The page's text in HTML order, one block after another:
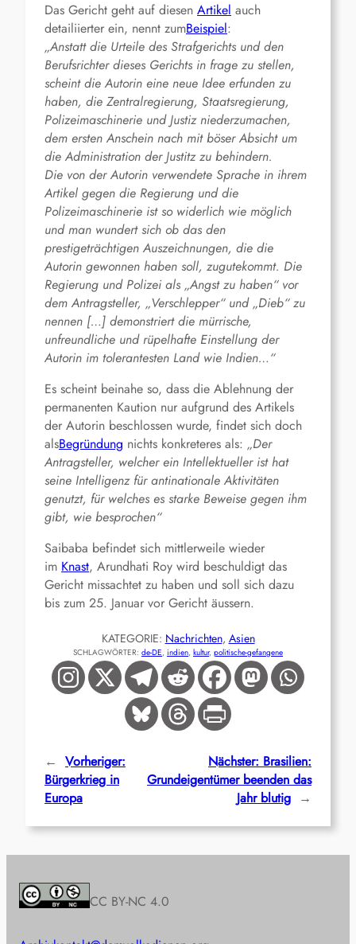
Das Gericht geht auf diesen Artikel auch
detailiierter ein, nennt zumBeispiel:
„Anstatt die Urteile des Strafgerichts und den
Berufsrichter dieses Gerichts in frage zu stellen,
scheint die Autorin eine neue Idee erfunden zu
haben, die Zentralregierung, Staatsregierung,
Polizeimaschinerie und Justiz niederzumachen,
dem ersten Anschein nach mit böser Absicht um
die Administration der Justitz zu behindern.
Die von der Autorin verwendete Sprache in ihrem
Artikel gegen die Regierung und die
Polizeimaschinerie ist so widerlich wie möglich
und man wundert sich ob das den
prestigeträchtigen Auszeichnungen, die die
Autorin gewonnen haben soll, zugutekommt. Die
Regierung und Polizei als „Angst zu haben“ vor
dem Antragsteller, „Verschlepper“ und „Dieb“ zu
nennen […] demonstriert die mürrische,
unfreundliche und rüpelhafte Einstellung der
Autorin im tolerantesten Land wie Indien…“
Es scheint beinahe so, dass die Ablehnung der
permanenten Kaution nur aufgrund des Artikels
der Autorin beschlossen wurde, findet sich doch
alsBegründung nichts konkreteres als: „Der
Antragsteller, welcher ein Intellektueller ist hat
seine Intelligenz für antinationale Aktivitäten
genutzt, für welches es starke Beweise gegen ihm
gibt, wie besprochen“
Saibaba befindet sich mittlerweile wieder
im Knast, Arundhati Roy wird beschuldigt das
Gericht missachtet zu haben und soll sich dazu
bis zum 25. Januar vor Gericht äussern.
KATEGORIE: Nachrichten, Asien
SCHLAGWÖRTER: de-DE, indien, kultur, politische-gefangene
← Vorheriger:
Bürgerkrieg in
Europa
Nächster: Brasilien:
Grundeigentümer beenden das
Jahr blutig →
CC BY-NC 4.0